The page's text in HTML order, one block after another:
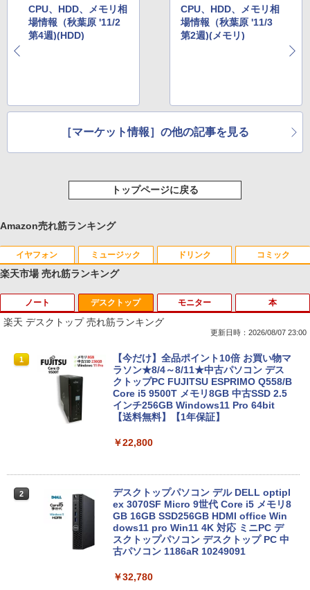
CPU、HDD、メモリ相
場情報（秋葉原 '11/2
第4週)(HDD)
CPU、HDD、メモリ相
場情報（秋葉原 '11/3
第2週)(メモリ)
［マーケット情報］の他の記事を見る
トップページに戻る
Amazon売れ筋ランキング
イヤフォン
Anker Soundcore P40i ブラック
￥7,990
Anker Soundcore P31i ブラック
￥5,990
ラック
￥14,990
レスイヤホン bluetooth イヤホン V12 小型
ミュージック
BRUCE WAYNE feat. Flo Milli, ATL Jacob
[Explicit]
BRUCE WAYNE feat. Flo Milli, ATL Jacob
[Explicit]
￥250
ドリンク
【Amazon.co.jp限定】 い・ろ・は・す 2L P
ET ラベルレス ×8本
by Amazon 天然水 ラベルレス 500ml ×24本
富士山の天然水 バナジウム含有 水 ミネラル
ウォーター ペットボトル 静岡県産 500ミリリ
by Amazon 天然水ラベルレス 2L×9本
￥1,117
by Amazon 炭酸水 ラベルレス 500ml ×24本
コミック
薬屋のひとりごと 17巻 (デジタル版ビッグガ
ンガンコミックス)
異世界居酒屋「のぶ」(22) (角川コミックス・
エース)
クスDIGITAL)
￥594
コミックスDIGITAL)
楽天市場 売れ筋ランキング
ノート
1
【期間限定 ポイントUP＆クーポン配
布】 Lenovo 500e Chromebook Gen 4
s 2in1 ノートパソコン 83L5S00000 Chr
omeOS N100 メモリ4GB eMMC64GB 1
1.6インチ タッチ対応 再生品Aランク
5 G6 G7 G8 第10世代 Core i3/i5選択可
Windows11 Pro Office 2024付き メモリ
16GB SSD512GB 15.6型 Webカメラ テ
ンキー 軽量 ビジネス 在宅勤務 学生向け
￥24,980
デスクトップ
楽天 デスクトップ 売れ筋ランキング
更新日時：2026/08/07 23:00
1
【今だけ】全品ポイント10倍 お買い物マ
ラソン★8/4～8/11★中古パソコン デス
クトップPC FUJITSU ESPRIMO Q558/B
Core i5 9500T メモリ8GB 中古SSD 2.5
インチ256GB Windows11 Pro 64bit
【送料無料】【1年保証】
￥22,800
2
デスクトップパソコン デル DELL optipl
ex 3070SF Micro 9世代 Core i5 メモリ8
GB 16GB SSD256GB HDMI office Win
dows11 pro Win11 4K 対応 ミニPC デ
スクトップパソコン デスクトップ PC 中
古パソコン 1186aR 10249091
￥32,780
モニター 本